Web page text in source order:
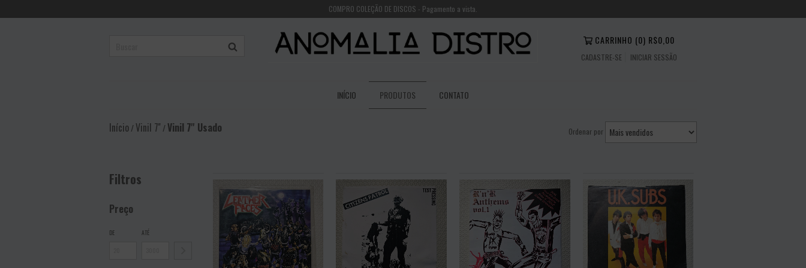
COMPRO COLEÇÃO DE DISCOS - Pagamento a vista.
CARRINHO (0) R$0,00
CADASTRE-SE INICIAR SESSÃO
INÍCIO PRODUTOS CONTATO
Início/Vinil 7'' /Vinil 7'' Usado Ordenar por
Filtros
Preço
DE ATÉ